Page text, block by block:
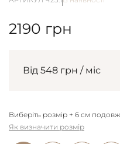
2190 грн
Від 548 грн / міс
Виберіть розмір + 6 см
Як визначити розмір